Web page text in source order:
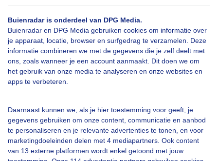
Buienradar is onderdeel van DPG Media.
Buienradar en DPG Media gebruiken cookies om informatie over
je apparaat, locatie, browser en surfgedrag te verzamelen. Deze
informatie combineren we met de gegevens die je zelf deelt met
ons, zoals wanneer je een account aanmaakt. Dit doen we om
het gebruik van onze media te analyseren en onze websites en
apps te verbeteren.
Daarnaast kunnen we, als je hier toestemming voor geeft, je
gegevens gebruiken om onze content, communicatie en aanbod
te personaliseren en je relevante advertenties te tonen, en voor
marketingdoeleinden delen met 4 mediapartners. Ook content
van 13 externe platformen wordt enkel getoond met jouw
Paraplu Langdurigeregen Regen
Bekijk slideshow
Een moment geduld aub...